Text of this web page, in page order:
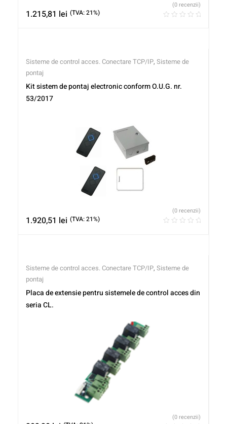
1.215,81 lei (TVA: 21%)
(0 recenzii)
Sisteme de control acces. Conectare TCP/IP, Sisteme de
pontaj
Kit sistem de pontaj electronic conform O.U.G. nr.
53/2017
1.920,51 lei (TVA: 21%)
(0 recenzii)
Sisteme de control acces. Conectare TCP/IP, Sisteme de
pontaj
Placa de extensie pentru sistemele de control acces din
seria CL.
(0 recenzii)